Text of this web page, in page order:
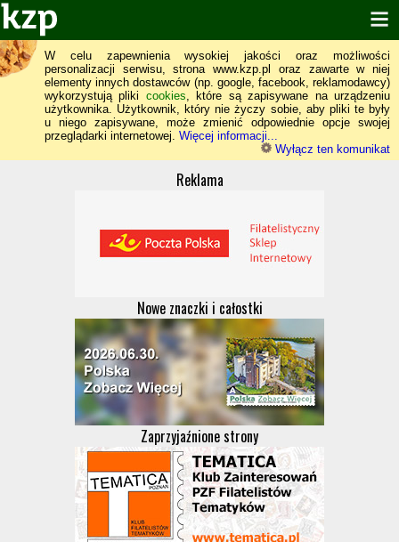
W celu zapewnienia wysokiej jakości oraz możliwości
personalizacji serwisu, strona www.kzp.pl oraz zawarte w niej
elementy innych dostawców (np. google, facebook, reklamodawcy)
wykorzystują pliki cookies, które są zapisywane na urządzeniu
użytkownika. Użytkownik, który nie życzy sobie, aby pliki te były
u niego zapisywane, może zmienić odpowiednie opcje swojej
przeglądarki internetowej. Więcej informacji...
Wyłącz ten komunikat
Reklama
Nowe znaczki i całostki
Zaprzyjaźnione strony